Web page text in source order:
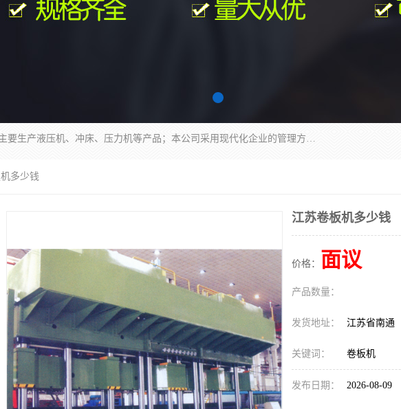
南通科达机床制造有限公司主要生产液压机、冲床、压力机等产品；本公司采用现代化企业的管理方法进行管理，立足于产品的质量管理，以优秀的品质、新颖的设计、合理的价格、完善的服务赢得广大客户的充分信赖和良好的口碑。领导层将运用科学管理方法及长期积累下来的经验和广泛领域吸取来新的技术不断调整产品结构，为市场提供精良的各类机械设备。企业将坚持与国内外各界朋友，真诚合作，共创辉煌。
多少钱
江苏卷板机多少钱
价格： 面议
产品数量：
发货地址： 江苏省南通
关键词： 卷板机
发布日期： 2026-08-09